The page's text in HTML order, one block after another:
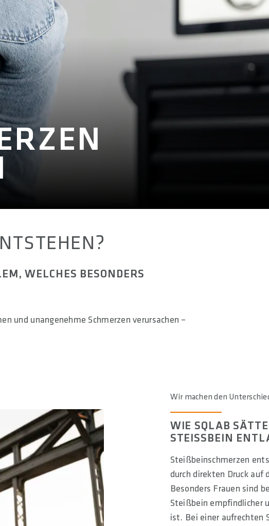
B
WELCHES BESONDERS H
und unangenehme Schmerzen verursachen –
Wir machen den
WIE SQLAB
STEISSBEIN
Steißbeinschmerzen
durch direkten Druck auf
Besonders Frauen sind
Steißbein empfindlicher
ist. Bei einer aufrechten